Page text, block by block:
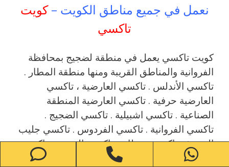
نعمل في جميع مناطق الكويت –كويت
تاكسي
كويت تاكسي يعمل في منطقة لضجيج بمحافظة
الفروانية والمناطق القريبة ‎ومنها منطقة المطار .
تاكسي الأندلس . تاكسي العارضية ، تاكسي
العارضية حرفية . تاكسي العارضية المنطقة
الصناعية . تاكسي اشبيلية . تاكسي الضجيج .
تاكسي الفروانية . تاكسي الفردوس . تاكسي جليب
الشيوخ . تاكسي خيطان . تاكسي العمرية . تاكسي
الرابية . تاكسي الري . تاكسي الرقعي . تاكسي
WhatsApp